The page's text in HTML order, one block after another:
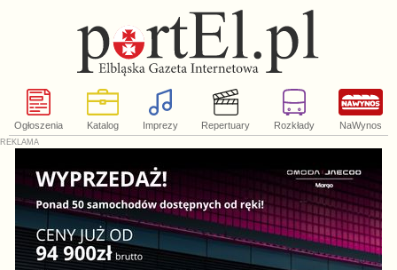
Ogłoszenia Katalog Imprezy Repertuary Rozkłady NaWynos